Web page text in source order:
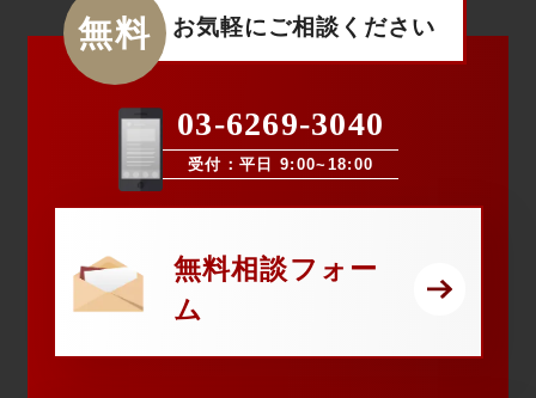
無料 お気軽にご相談ください
03-6269-3040
受付：平日 9:00~18:00
無料相談フォー
ム